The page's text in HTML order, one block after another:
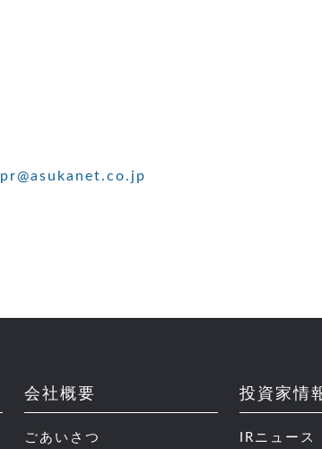
pr@asukanet.co.jp
会社概要
ごあいさつ
投資家情
IRニュース